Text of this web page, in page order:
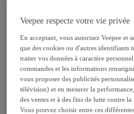
Papier photo
MG101
Modèle : Papier
10x15 5f MG101
7,78 €
Veepee respecte votre vie privée
En acceptant, vous autorisez Veepee et
que des cookies ou d'autres identifiants
traiter vos données à caractère
commandes et les informations
vous proposer des publicités
télévision) et en mesurer la
des ventes et à des fins de lutte contre la
Vous pouvez choisir entre ces